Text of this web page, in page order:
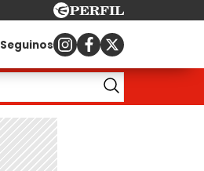
Seguinos